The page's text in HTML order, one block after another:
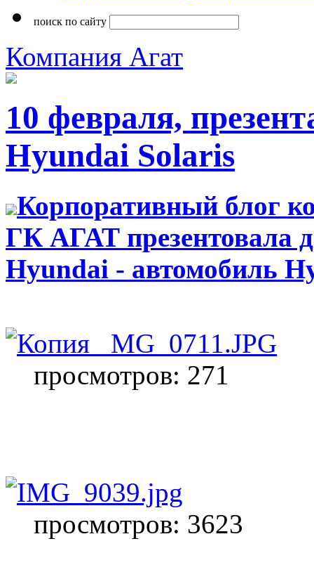
поиск по сайту
Компания Агат
10 февраля,
Hyundai Solaris
Корпоративный блог
ГК АГАТ презентовала
Hyundai - автомобиль
просмотров: 271
просмотров: 3623